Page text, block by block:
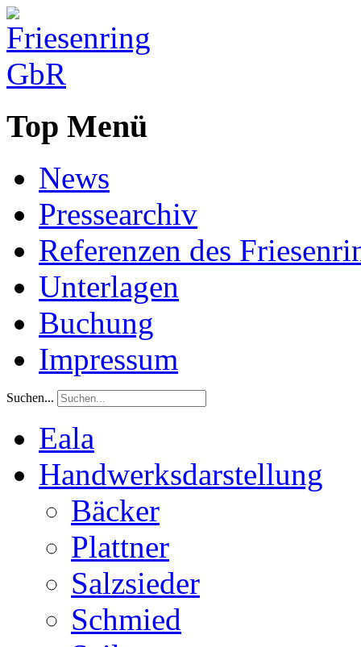
Top Menü
News
Pressearchiv
Referenzen des
Unterlagen
Buchung
Impressum
Suchen...
Eala
Handwerksdarstellung
Bäcker
Plattner
Salzsieder
Schmied